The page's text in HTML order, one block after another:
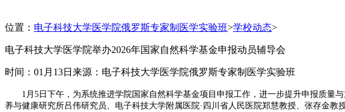
位置： 电子科技大学医学院俄罗斯专家制医学实验班>学校动态>
电子科技大学医学院举办2026年国家自然科学基金申报动员辅导会
时间：01月13日 来源：电子科技大学医学院俄罗斯专家制医学实验班
1月5日下午，为系统推进学院国家自然科学基金项目申报工作，进一步提升申报质量
养与健康研究所吕伟研究员、电子科技大学附属医院·四川省人民医院郑慧教授、张存金